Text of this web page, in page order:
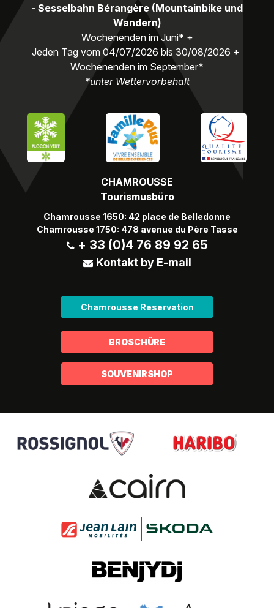
CHAMROUSSE
Tourismusbüro
Chamrousse 1650: 42 place de Belledonne
Chamrousse 1750: 478 avenue du Père Tasse
+ 33 (0)4 76 89 92 65
Kontakt by E-mail
Chamrousse Reservation
- Sesselbahn Bérangère (Mountainbike und
Wandern)
Wochenenden im Juni* +
Jeden Tag vom 04/07/2026 bis 30/08/2026 +
Wochenenden im September*
*unter Wettervorbehalt
BROSCHÜRE
SOUVENIRSHOP